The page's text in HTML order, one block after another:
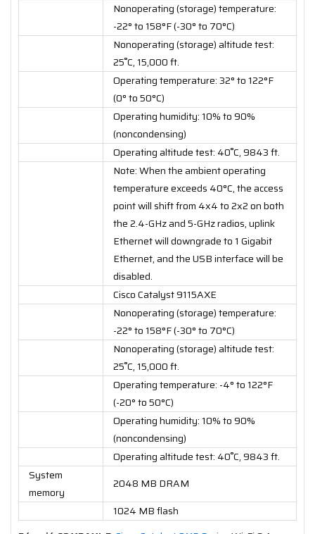
Nonoperating (storage) temperature:
-22° to 158°F (-30° to 70°C)
Nonoperating (storage) altitude test:
25˚C, 15,000 ft.
Operating temperature: 32° to 122°F
(0° to 50°C)
Operating humidity: 10% to 90%
(noncondensing)
Operating altitude test: 40˚C, 9843 ft.
Note: When the ambient operating
temperature exceeds 40°C, the access
point will shift from 4x4 to 2x2 on both
the 2.4-GHz and 5-GHz radios, uplink
Ethernet will downgrade to 1 Gigabit
Ethernet, and the USB interface will be
disabled.
Cisco Catalyst 9115AXE
Nonoperating (storage) temperature:
-22° to 158°F (-30° to 70°C)
Nonoperating (storage) altitude test:
25˚C, 15,000 ft.
Operating temperature: -4° to 122°F
(-20° to 50°C)
Operating humidity: 10% to 90%
(noncondensing)
Operating altitude test: 40˚C, 9843 ft.
System
memory
2048 MB DRAM
1024 MB flash